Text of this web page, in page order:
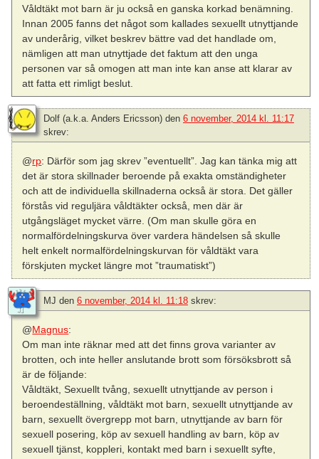
Våldtäkt mot barn är ju också en ganska korkad benämning.
Innan 2005 fanns det något som kallades sexuellt utnyttjande
av underårig, vilket beskrev bättre vad det handlade om,
nämligen att man utnyttjade det faktum att den unga
personen var så omogen att man inte kan anse att klarar av
att fatta ett rimligt beslut.
Dolf (a.k.a. Anders Ericsson) den 6 november, 2014 kl. 11:17
skrev:
@rp: Därför som jag skrev ”eventuellt”. Jag kan tänka mig att
det är stora skillnader beroende på exakta omständigheter
och att de individuella skillnaderna också är stora. Det gäller
förstås vid reguljära våldtäkter också, men där är
utgångsläget mycket värre. (Om man skulle göra en
normalfördelningskurva över vardera händelsen så skulle
helt enkelt normalfördelningskurvan för våldtäkt vara
förskjuten mycket längre mot ”traumatiskt”)
MJ den 6 november, 2014 kl. 11:18 skrev:
@Magnus:
Om man inte räknar med att det finns grova varianter av
brotten, och inte heller anslutande brott som försöksbrott så
är de följande:
Våldtäkt, Sexuellt tvång, sexuellt utnyttjande av person i
beroendeställning, våldtäkt mot barn, sexuellt utnyttjande av
barn, sexuellt övergrepp mot barn, utnyttjande av barn för
sexuell posering, köp av sexuell handling av barn, köp av
sexuell tjänst, koppleri, kontakt med barn i sexuellt syfte,